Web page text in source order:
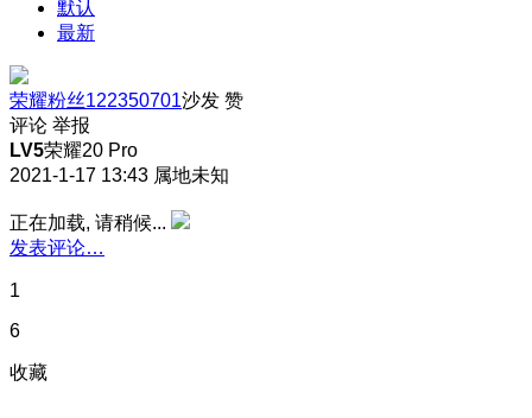
默认
最新
荣耀粉丝122350701沙发 赞
评论 举报
LV5荣耀20 Pro
2021-1-17 13:43 属地未知
正在加载, 请稍候...
发表评论…
1
6
收藏